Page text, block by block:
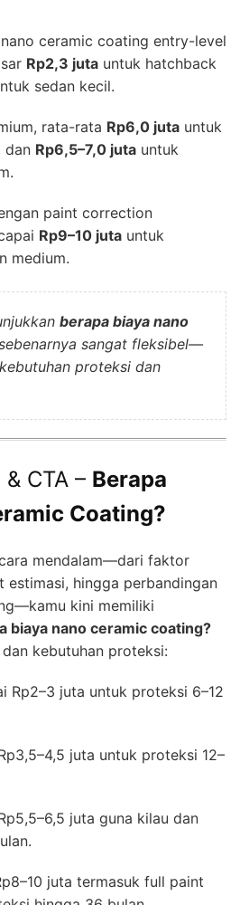
nano ceramic coating entry-level
Rp2,3 juta untuk hatchback
sedan kecil.
rata-rata Rp6,0 juta untuk
dan Rp6,5–7,0 juta untuk
paint correction
Rp9–10 juta untuk
medium.
berapa biaya nano
sangat fleksibel—
proteksi dan
CTA – Berapa
Coating?
mendalam—dari faktor
estimasi, hingga perbandingan
kini memiliki
biaya nano ceramic coating?
kebutuhan proteksi:
Rp2–3 juta untuk proteksi 6–12
juta untuk proteksi 12–
juta guna kilau dan
juta termasuk full paint